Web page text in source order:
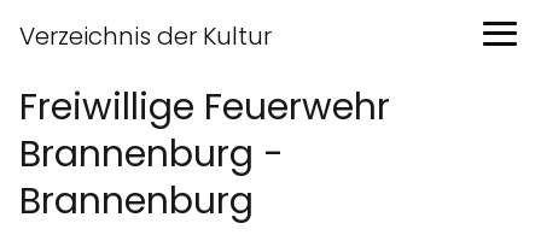
Verzeichnis der Kultur
Freiwillige Feuerwehr
Brannenburg -
Brannenburg